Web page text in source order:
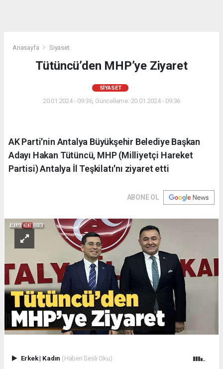
Anasayfa Siyaset
Tütüncü’den MHP’ye Ziyaret
SIYASET
20.01.2024 - 09:36, Güncelleme: 20.01.2024 - 09:36
AK Parti'nin Antalya Büyükşehir Belediye Başkan
Adayı Hakan Tütüncü, MHP (Milliyetçi Hareket
Partisi) Antalya İl Teşkilatı'nı ziyaret etti
ABONE OL
Erkek| Kadın (Haberi Sesli Oku)